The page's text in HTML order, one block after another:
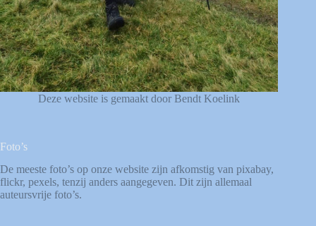
Deze website is gemaakt door Bendt Koelink
Foto’s
De meeste foto’s op onze website zijn afkomstig van pixabay,
flickr, pexels, tenzij anders aangegeven. Dit zijn allemaal
auteursvrije foto’s.